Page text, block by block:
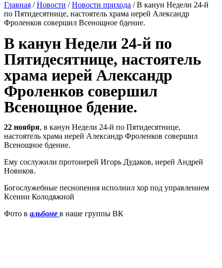
Главная /Новости /Новости прихода /В канун Недели 24-й
по Пятидесятнице, настоятель храма иерей Александр
Фроленков совершил Всенощное бдение.
В канун Недели 24-й по
Пятидесятнице, настоятель
храма иерей Александр
Фроленков совершил
Всенощное бдение.
22 ноября, в канун Недели 24-й по Пятидесятнице,
настоятель храма иерей Александр Фроленков совершил
Всенощное бдение.
Ему сослужили протоиерей Игорь Дудаков, иерей Андрей
Новиков.
Богослужебные песнопения исполнил хор под управлением
Ксении Колодяжной
Фото в альбоме в наше группы ВК